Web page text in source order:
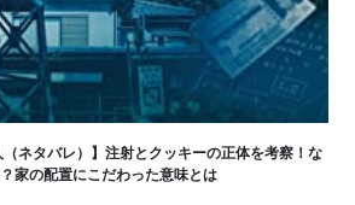
（ネタバレ）】注射とクッキーの正体を考察！な
家の配置にこだわった意味とは